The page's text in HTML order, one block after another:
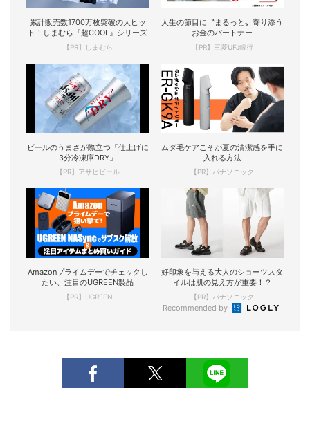
累計販売数1700万枚突破の大ヒッ
ト！しまむら『超COOL』シリーズ
【PR】しまむら
人生の節目に〝まるっと〟寄り添う
お金のパートナー
【PR】三菱UFJ銀行
ビールのうまさが際立つ「仕上げに
3分冷凍庫DRY」
【PR】アサヒビール
ムダ毛ケアこそが夏の清潔感を手に
入れる方法
【PR】パナソニック
Amazonプライムデーでチェックし
たい、注目のUGREEN製品
【PR】UGREEN
好印象を与える大人のショーツスタ
イルは肌の見え方が重要！？
【PR】パナソニック
Recommended by